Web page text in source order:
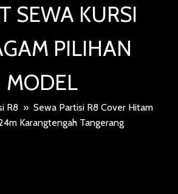
SEWA KURSI
PILIHAN
MODEL
R8 » Sewa Partisi R8 Cover Hitam
Karangtengah Tangerang